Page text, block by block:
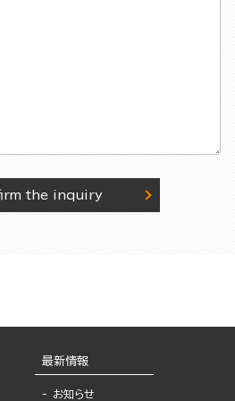
the inquiry
最新情報
お知らせ